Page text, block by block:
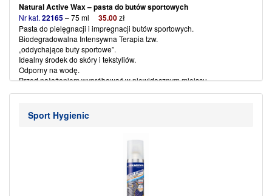
Natural Active Wax – pasta do butów sportowych
Nr kat. 22165–75 ml 35.00zł
Pasta do pielęgnacji i impregnacji butów sportowych.
Biodegradowalna Intensywna Terapia tzw.
„oddychające buty sportowe”.
Idealny środek do skóry i tekstyliów.
Odporny na wodę.
Przed nałożeniem wypróbować w niewidocznym miejscu.
Sport Hygienic